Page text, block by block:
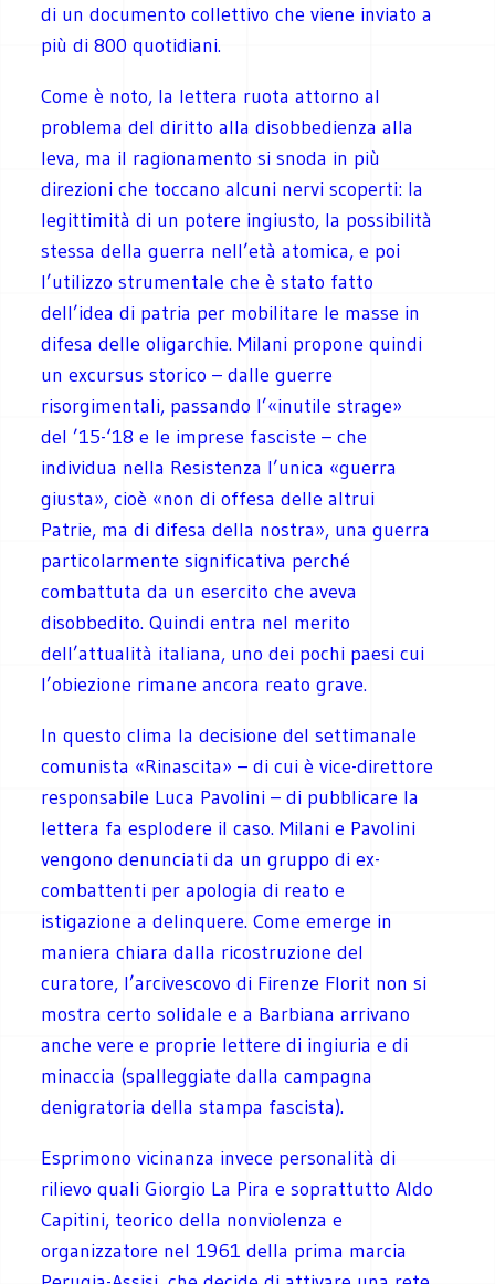
di un documento collettivo che viene inviato a
più di 800 quotidiani.
Come è noto, la lettera ruota attorno al
problema del diritto alla disobbedienza alla
leva, ma il ragionamento si snoda in più
direzioni che toccano alcuni nervi scoperti: la
legittimità di un potere ingiusto, la possibilità
stessa della guerra nell’età atomica, e poi
l’utilizzo strumentale che è stato fatto
dell’idea di patria per mobilitare le masse in
difesa delle oligarchie. Milani propone quindi
un excursus storico – dalle guerre
risorgimentali, passando l’«inutile strage»
del ’15-‘18 e le imprese fasciste – che
individua nella Resistenza l’unica «guerra
giusta», cioè «non di offesa delle altrui
Patrie, ma di difesa della nostra», una guerra
particolarmente significativa perché
combattuta da un esercito che aveva
disobbedito. Quindi entra nel merito
dell’attualità italiana, uno dei pochi paesi cui
l’obiezione rimane ancora reato grave.
In questo clima la decisione del settimanale
comunista «Rinascita» – di cui è vice-direttore
responsabile Luca Pavolini – di pubblicare la
lettera fa esplodere il caso. Milani e Pavolini
vengono denunciati da un gruppo di ex-
combattenti per apologia di reato e
istigazione a delinquere. Come emerge in
maniera chiara dalla ricostruzione del
curatore, l’arcivescovo di Firenze Florit non si
mostra certo solidale e a Barbiana arrivano
anche vere e proprie lettere di ingiuria e di
minaccia (spalleggiate dalla campagna
denigratoria della stampa fascista).
Esprimono vicinanza invece personalità di
rilievo quali Giorgio La Pira e soprattutto Aldo
Capitini, teorico della nonviolenza e
organizzatore nel 1961 della prima marcia